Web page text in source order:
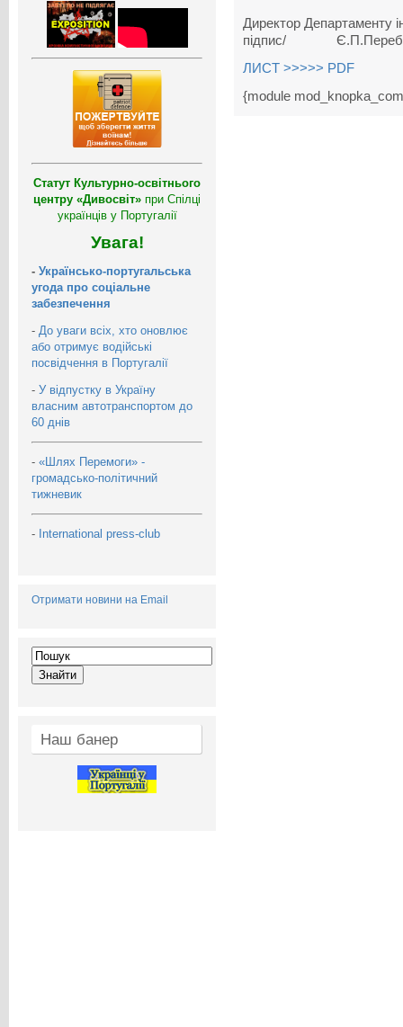
Статут Культурно-освітнього
центру «Дивосвіт» при Спілці
українців у Португалії
Увага!
- Українсько-португальська
угода про соціальне
забезпечення
- До уваги всіх, хто оновлює
або отримує водійські
посвідчення в Португалії
- У відпустку в Україну
власним автотранспортом до
60 днів
- «Шлях Перемоги» -
громадсько-політичний
тижневик
- International press-club
Отримати новини на Email
Наш банер
Директор
підпис/
ЛИСТ >>>>> PDF
{module